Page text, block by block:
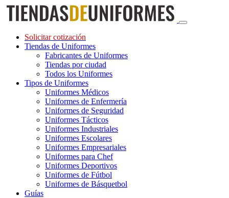
Solicitar cotización
Tiendas de Uniformes
Fabricantes de Uniformes
Tiendas por ciudad
Todos los Uniformes
Tipos de Uniformes
Uniformes Médicos
Uniformes de Enfermería
Uniformes de Seguridad
Uniformes Tácticos
Uniformes Industriales
Uniformes Escolares
Uniformes Empresariales
Uniformes para Chef
Uniformes Deportivos
Uniformes de Fútbol
Uniformes de Básquetbol
Guías